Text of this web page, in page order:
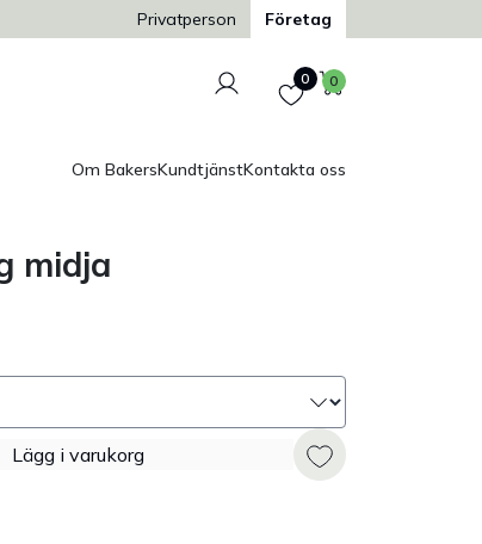
Trygg och säker betalning
Privatperson Företag
Logga in
Favoriter
0 Varukorg
0
Om BakersKundtjänstKontakta oss
midja
Lägg i varukorg